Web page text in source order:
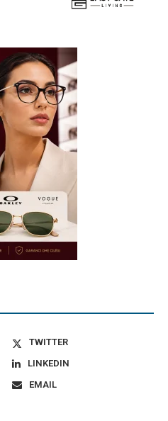
TWITTER
LINKEDIN
EMAIL